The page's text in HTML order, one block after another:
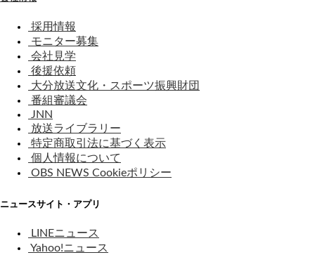
採用情報
モニター募集
会社見学
後援依頼
大分放送文化・スポーツ振興財団
番組審議会
JNN
放送ライブラリー
特定商取引法に基づく表示
個人情報について
OBS NEWS Cookieポリシー
ニュースサイト・アプリ
LINEニュース
Yahoo!ニュース